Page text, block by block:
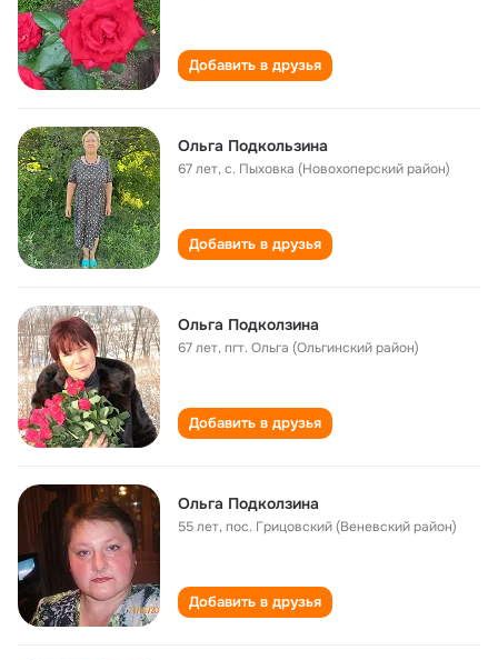
Добавить в друзья
Ольга Подкользина
67 лет,с. Пыховка (Новохоперский район)
Добавить в друзья
Ольга Подколзина
67 лет,пгт. Ольга (Ольгинский район)
Добавить в друзья
Ольга Подколзина
55 лет,пос. Грицовский (Веневский район)
Добавить в друзья